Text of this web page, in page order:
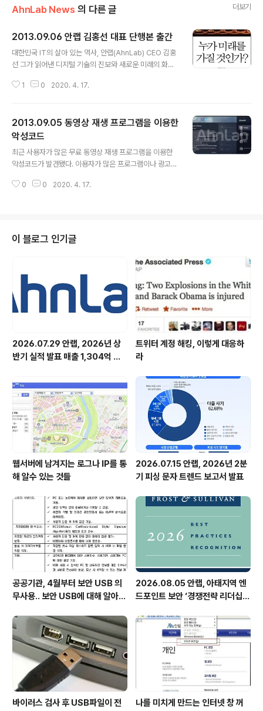
AhnLab News 의 다른 글 더보기
2013.09.06 안랩 김홍선 대표 단행본 출간
대한민국 IT의 살아 있는 역사, 안랩(AhnLab) CEO 김홍
선 그가 읽어낸 디지털 기술의 진보와 새로운 미래의 화두!
주는 한 웹사이트에는 다음과 같은 문구가 걸려 있다. “10
에는 고작 130개의 웹사이트만 존재했다. 구글은 당연히
없었고 사람들은 이메일 계정을 돈 주고 구입했다. 30년
전, 인터넷은 존재하지도 않았다.” 이처럼 불과 몇 십 년 사
이 우리 곁에서 벌어진 거대한 변화는 가공할 영향력과 속
째 뒤흔들어놓았다. 자고 일어나면 새로운 디지털 스마트
1 0 2020. 4. 17.
2013.09.05 동영상 재생 프로그램을 이용한
악성코드
최근 사용자가 많은 무료 동영상 재생 프로그램을 이용한
악성코드가 발견됐다. 이용자가 많은 프로그램이나 광고
증가하고 있는 만큼 사용자들의 각별한 주의가 요구된다.
고하면, KMPlayer 3.7.0.87 버전 업데이트 알림이 사용
자에게 나타나고 업데이트 기능을 이용해 악성코드가 유포
된 것으로 추정된다. 현재 KMPlayer 홈페이지에서 배포
하고 있는 최신 버전은 3.6.0.87 버전이다. [링크참고] htt
p://www.icst.org.tw/NewsRSSDetail.aspx?s..
0 0 2020. 4. 17.
이 블로그 인기글
2026.07.29 안랩, 2026년 상
반기 실적 발표 매출 1,304억 원,
트위터 계정 해킹, 이렇게 대응하
라
웹서버에 남겨지는 로그나 IP를 통
해 알수 있는 것들
2026.07.15 안랩, 2026년 2분
기 피싱 문자 트렌드 보고서 발표
공공기관, 4월부터 보안 USB 의
무사용.. 보안 USB에 대해 알아봅
2026.08.05 안랩, 아태지역 엔
드포인트 보안 ‘경쟁전략 리더십’
바이러스 검사 후 USB파일이 전
나를 미치게 만드는 인터넷 창 꺼